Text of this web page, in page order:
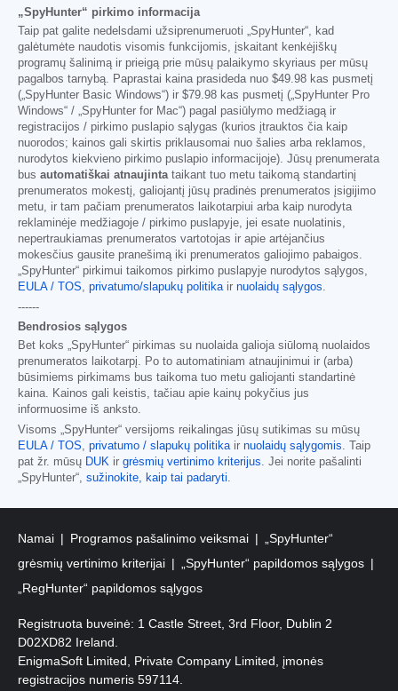
„SpyHunter“ pirkimo informacija
Taip pat galite nedelsdami užsiprenumeruoti „SpyHunter“, kad
galėtumėte naudotis visomis funkcijomis, įskaitant kenkėjiškų
programų šalinimą ir prieigą prie mūsų palaikymo skyriaus per mūsų
pagalbos tarnybą. Paprastai kaina prasideda nuo $49.98 kas pusmetį
(„SpyHunter Basic Windows“) ir $79.98 kas pusmetį („SpyHunter Pro
Windows“ / „SpyHunter for Mac“) pagal pasiūlymo medžiagą ir
registracijos / pirkimo puslapio sąlygas (kurios įtrauktos čia kaip
nuorodos; kainos gali skirtis priklausomai nuo šalies arba reklamos,
nurodytos kiekvieno pirkimo puslapio informacijoje). Jūsų prenumerata
bus automatiškai atnaujinta taikant tuo metu taikomą standartinį
prenumeratos mokestį, galiojantį jūsų pradinės prenumeratos įsigijimo
metu, ir tam pačiam prenumeratos laikotarpiui arba kaip nurodyta
reklaminėje medžiagoje / pirkimo puslapyje, jei esate nuolatinis,
nepertraukiamas prenumeratos vartotojas ir apie artėjančius
mokesčius gausite pranešimą iki prenumeratos galiojimo pabaigos.
„SpyHunter“ pirkimui taikomos pirkimo puslapyje nurodytos sąlygos,
EULA / TOS
privatumo/slapukų politika ir nuolaidų sąlygos
------
Bendrosios sąlygos
Bet koks „SpyHunter“ pirkimas su nuolaida galioja siūlomą nuolaidos
prenumeratos laikotarpį. Po to automatiniam atnaujinimui ir (arba)
būsimiems pirkimams bus taikoma tuo metu galiojanti standartinė
kaina. Kainos gali keistis, tačiau apie kainų pokyčius jus
informuosime iš anksto.
Visoms „SpyHunter“ versijoms reikalingas jūsų sutikimas su mūsų
EULA / TOS
privatumo / slapukų politika ir nuolaidų sąlygomis . Taip
pat žr. mūsų DUK ir grėsmių vertinimo kriterijus . Jei norite pašalinti
„SpyHunter“, sužinokite, kaip tai padaryti
Namai Programos pašalinimo veiksmai
„SpyHunter“
grėsmių vertinimo kriterijai
„SpyHunter“ papildomos sąlygos
„RegHunter“ papildomos sąlygos
Registruota buveinė: 1 Castle Street, 3rd Floor, Dublin 2
D02XD82 Ireland.
EnigmaSoft Limited, Private Company Limited, įmonės
registracijos numeris 597114.